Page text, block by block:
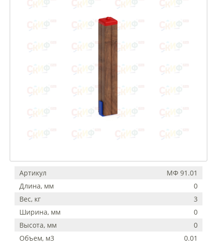
Артикул
МФ 91.01
Длина, мм
0
Вес, кг
3
Ширина, мм
0
Высота, мм
0
Объем, м3
0.01